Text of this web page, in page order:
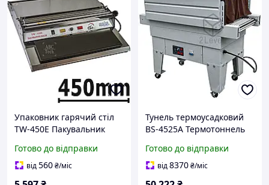
Упаковник гарячий стіл
TW-450E Пакувальник
плівку Hualian
Пакувальний стіл ширина
Готово до відправки
від560₴/міс
Тунель термоусадковий
BS-4525A Термотоннель
прохідний типу 45х25 см
Пакувальний тунель
Готово до відправки
від8370₴/міс